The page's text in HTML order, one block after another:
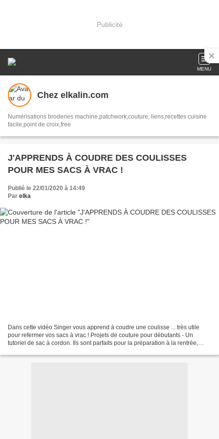
Publicité
MENU
Chez elkalin.com
Numérisations broderies machine,patchwork,couture, liens,recettes cuisine
facile,point de croix,free
J'APPRENDS À COUDRE DES COULISSES
POUR MES SACS À VRAC !
Publié le 22/01/2020 à 14:49
Par elka
Dans cette vidéo Singer vous apprend à coudre une coulisse ... très utile
pour refermer vos sacs à vrac ! Projets de couture pour débutants - Un
tutoriel de sac à cordon. Ils sont parfaits pour la préparation à la rentrée,